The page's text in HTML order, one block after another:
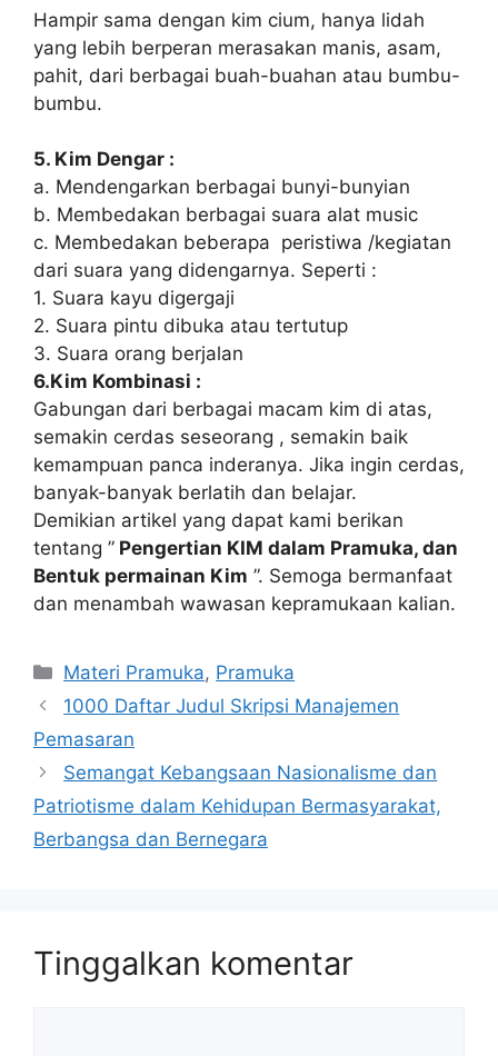
Hampir sama dengan kim cium, hanya lidah
yang lebih berperan merasakan manis, asam,
pahit, dari berbagai buah-buahan atau bumbu-
bumbu.
5. Kim Dengar :
a. Mendengarkan berbagai bunyi-bunyian
b. Membedakan berbagai suara alat music
c. Membedakan beberapa peristiwa /kegiatan
dari suara yang didengarnya. Seperti :
1. Suara kayu digergaji
2. Suara pintu dibuka atau tertutup
3. Suara orang berjalan
6.Kim Kombinasi :
Gabungan dari berbagai macam kim di atas,
semakin cerdas seseorang , semakin baik
kemampuan panca inderanya. Jika ingin cerdas,
banyak-banyak berlatih dan belajar.
Demikian artikel yang dapat kami berikan
tentang ” Pengertian KIM dalam Pramuka, dan
Bentuk permainan Kim ”. Semoga bermanfaat
dan menambah wawasan kepramukaan kalian.
Kategori
Materi Pramuka, Pramuka
1000 Daftar Judul Skripsi Manajemen
Pemasaran
Semangat Kebangsaan Nasionalisme dan
Patriotisme dalam Kehidupan Bermasyarakat,
Berbangsa dan Bernegara
Tinggalkan komentar